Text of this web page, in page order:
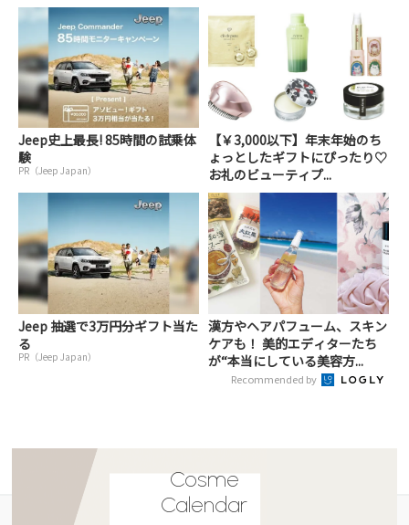
Jeep史上最長! 85時間の試乗体
験
PR（Jeep Japan）
【￥3,000以下】年末年始のち
ょっとしたギフトにぴったり♡
お礼のビューティプ...
Jeep 抽選で3万円分ギフト当た
る
PR（Jeep Japan）
漢方やヘアパフューム、スキン
ケアも！ 美的エディターたち
が“本当にしている美容方...
Recommended by
Cosme
Calendar